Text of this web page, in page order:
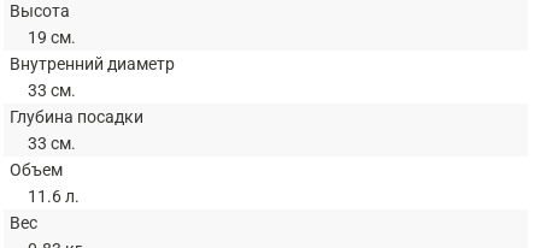
Высота
19 см.
Внутренний диаметр
33 см.
Глубина посадки
33 см.
Объем
11.6 л.
Вес